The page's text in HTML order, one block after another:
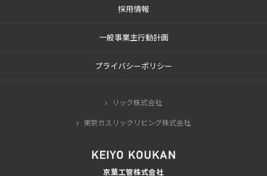
採用情報
一般事業主行動計画
プライバシーポリシー
リック株式会社
東京ガスリックリビング株式会社
京葉工管株式会社